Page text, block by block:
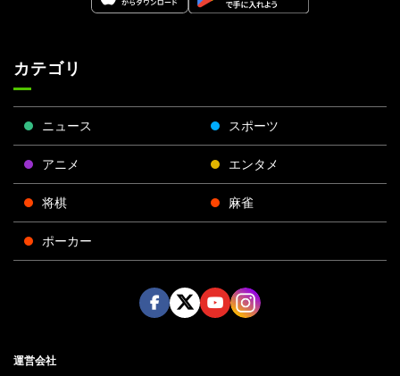
カテゴリ
ニュース スポーツ
アニメ エンタメ
将棋 麻雀
ポーカー
運営会社